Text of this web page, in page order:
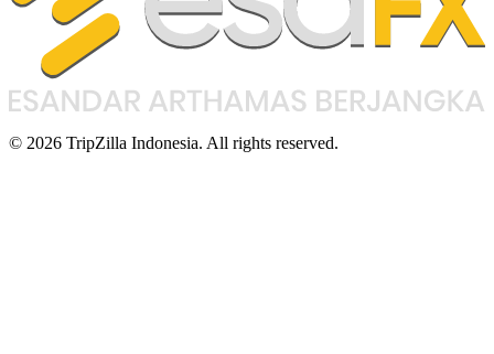
© 2026 TripZilla Indonesia. All rights reserved.